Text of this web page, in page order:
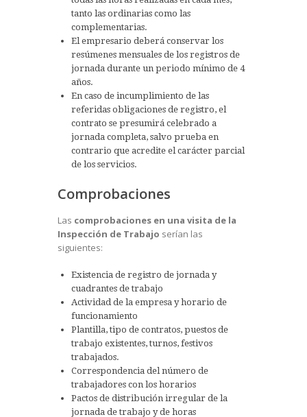
tanto las ordinarias como las
complementarias.
El empresario deberá conservar los
resúmenes mensuales de los registros de
jornada durante un periodo mínimo de 4
años.
En caso de incumplimiento de las
referidas obligaciones de registro, el
contrato se presumirá celebrado a
jornada completa, salvo prueba en
contrario que acredite el carácter parcial
de los servicios.
Comprobaciones
Las comprobaciones en una visita de la
Inspección de Trabajo serían las
siguientes:
Existencia de registro de jornada y
cuadrantes de trabajo
Actividad de la empresa y horario de
funcionamiento
Plantilla, tipo de contratos, puestos de
trabajo existentes, turnos, festivos
trabajados.
Correspondencia del número de
trabajadores con los horarios
Pactos de distribución irregular de la
jornada de trabajo y de horas